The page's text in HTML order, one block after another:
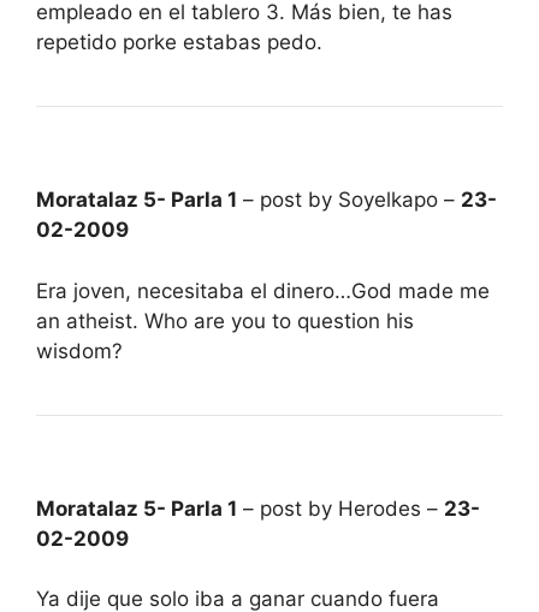
empleado en el tablero 3. Más bien, te has
repetido porke estabas pedo.
Moratalaz 5- Parla 1 – post by Soyelkapo – 23-
02-2009
Era joven, necesitaba el dinero…God made me
an atheist. Who are you to question his
wisdom?
Moratalaz 5- Parla 1 – post by Herodes – 23-
02-2009
Ya dije que solo iba a ganar cuando fuera